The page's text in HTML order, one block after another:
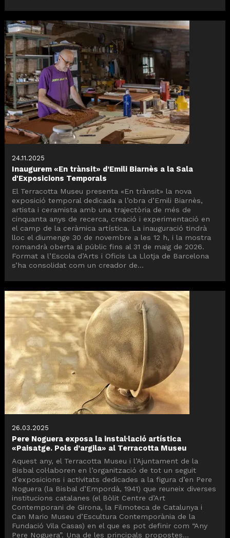
24.11.2025
Inaugurem «En trànsit» d’Emili Biarnès a la Sala
d'Exposicions Temporals
El Terracotta Museu presenta «En trànsit» la nova
exposició temporal dedicada a l’obra d’Emili Biarnès,
artista i ceramista amb una trajectòria de més de
cinquanta anys de recerca, creació i experimentació en
el camp de la ceràmica artística. La inauguració tindrà
lloc el diumenge 30 de novembre a les 12 h, i la mostra
romandrà oberta al públic fins al 31 de maig de 2026.
Format a l’Escola d’Arts i Oficis La Llotja de Barcelona
s’ha consolidat com un creador de...
26.03.2025
Pere Noguera exposa la instal·lació artística
«Paisatge. Pols d’argila» al Terracotta Museu
Aquest any, el Terracotta Museu i l’Ajuntament de la
Bisbal col·laboren en l’organització de tot un seguit
d’exposicions i activitats dedicades a la figura d’en Pere
Noguera (la Bisbal d’Empordà, 1941) que reuneix diverses
institucions catalanes (el Bòlit Centre d’Art
Contemporani de Girona, la Filmoteca de Catalunya i
Can Mario Museu d’Escultura Contemporània de la
Fundació Vila Casas) en el que es pot definir com “Any
Pere Noguera”. Una de les principals propostes...